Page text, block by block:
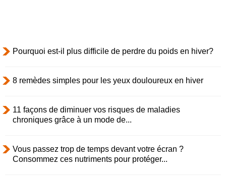
Pourquoi est-il plus difficile de perdre du poids en hiver?
8 remèdes simples pour les yeux douloureux en hiver
11 façons de diminuer vos risques de maladies
chroniques grâce à un mode de...
Vous passez trop de temps devant votre écran ?
Consommez ces nutriments pour protéger...